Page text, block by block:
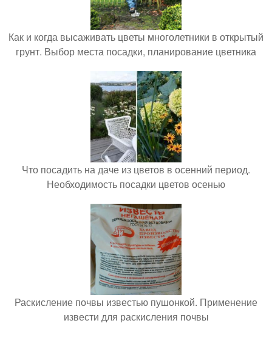
Как и когда высаживать цветы многолетники в открытый
грунт. Выбор места посадки, планирование цветника
Что посадить на даче из цветов в осенний период.
Необходимость посадки цветов осенью
Раскисление почвы известью пушонкой. Применение
извести для раскисления почвы